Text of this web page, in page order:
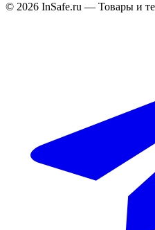
© 2026 InSafe.ru — Товары и